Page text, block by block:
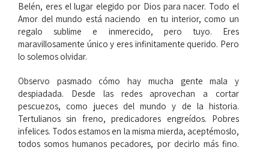
Belén, eres el lugar elegido por Dios para nacer. Todo el
Amor del mundo está naciendo en tu interior, como un
regalo sublime e inmerecido, pero tuyo. Eres
maravillosamente único y eres infinitamente querido. Pero
lo solemos olvidar.
Observo pasmado cómo hay mucha gente mala y
despiadada. Desde las redes aprovechan a cortar
pescuezos, como jueces del mundo y de la historia.
Tertulianos sin freno, predicadores engreídos. Pobres
infelices. Todos estamos en la misma mierda, aceptémoslo,
todos somos humanos pecadores, por decirlo más fino.